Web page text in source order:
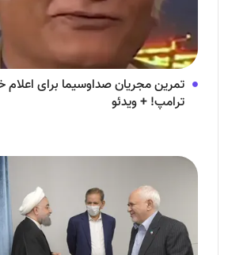
تمرین مجریان صداوسیما برای
ترامپ! + ویدئو